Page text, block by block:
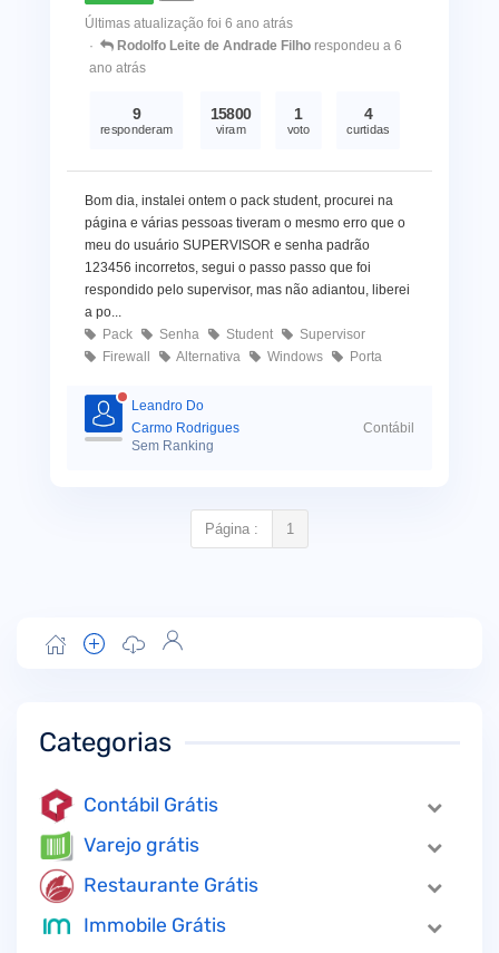
Últimas atualização foi 6 ano atrás
Rodolfo Leite de Andrade Filho respondeu a 6
ano atrás
9
responderam
15800
viram
1
voto
4
curtidas
Bom dia, instalei ontem o pack student, procurei na
página e várias pessoas tiveram o mesmo erro que o
meu do usuário SUPERVISOR e senha padrão
123456 incorretos, segui o passo passo que foi
respondido pelo supervisor, mas não adiantou, liberei
a po...
Pack
Senha Student
Supervisor
Firewall
Alternativa Windows Porta
Leandro Do
Carmo Rodrigues
Sem Ranking
Contábil
Página : 1
Categorias
Contábil Grátis
Varejo grátis
Restaurante Grátis
Immobile Grátis